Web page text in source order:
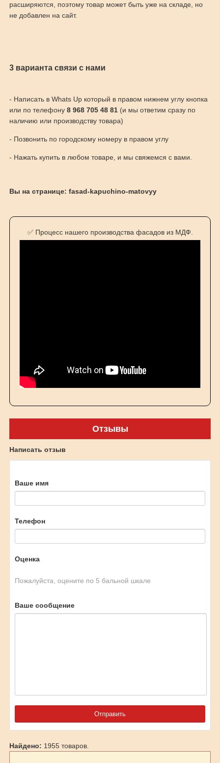
расширяются, поэтому товар может быть уже на складе, но
не добавлен на сайт.
3 варианта связи с нами
- Написать в Whats Up который в правом нижнем углу кнопка
или по телефону 8 968 705 48 81(и мы ответим сразу по
наличию или производству товара)
- Позвонить по городскому номеру в правом углу
- Нажать купить в любом товаре, и мы свяжемся с вами.
Вы на странице: fasad-kapuchino-matovyy
✅ Процесс нашего производства фасадов из МДФ.
Отзывы
Написать отзыв
Ваше имя
Телефон
Оценка
Пожалуйста, оцените по 5 бальной шкале
Ваше сообщение
Найдено: 1955 товаров.